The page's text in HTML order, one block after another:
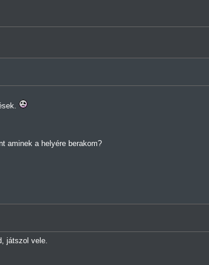
aminek a helyére berakom?
játszol vele.